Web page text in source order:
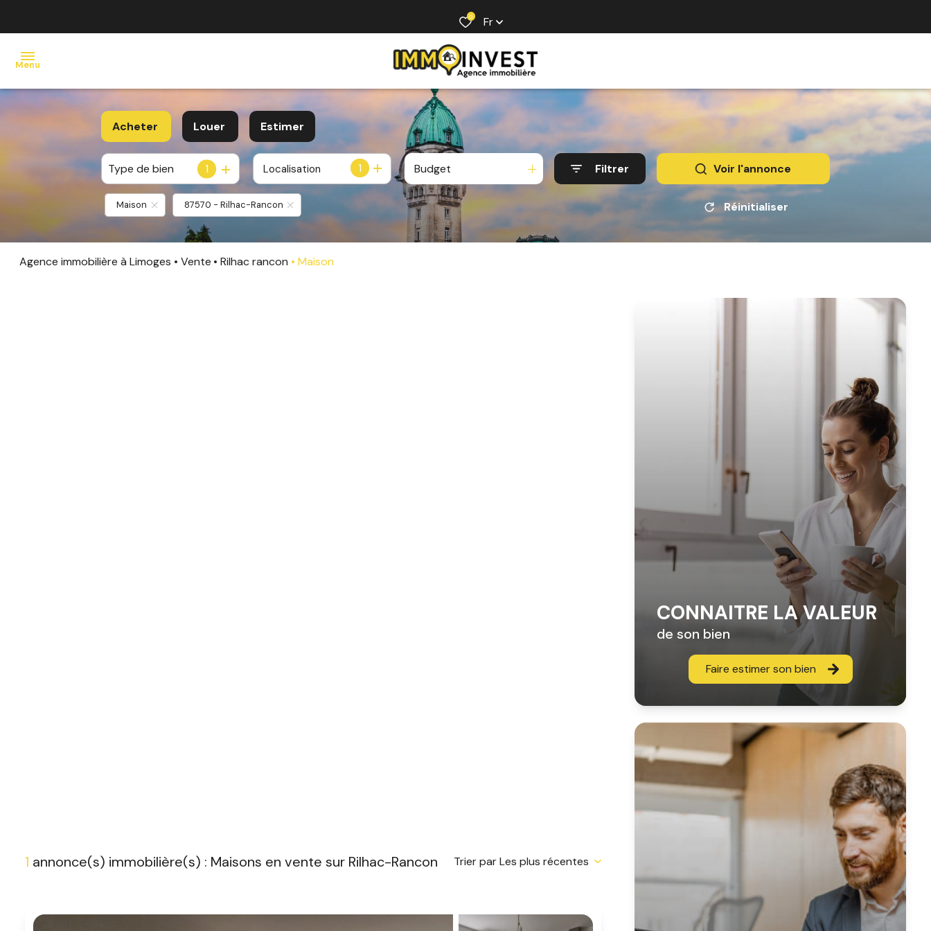
0 Fr
Menu
LOCATION
ESTIMATION
AGENCE
CONTACT
Acheter
De l'ancien
De l'immo pro
Louer
à l'année
De l'immo pro
Estimer
Type de bien 1 1
Localisation Budget Filtrer Voir l'annonce
Maison 87570 - Rilhac-Rancon Réinitialiser
Agence immobilière à Limoges Vente Rilhac rancon Maison
1 annonce(s) immobilière(s) : Maisons en vente sur Rilhac-Rancon Trier par Les plus récentes
CONNAITRE LA VALEUR
de son bien
Faire estimer son bien